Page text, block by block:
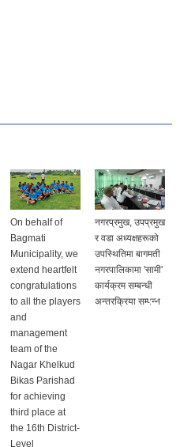
On behalf of
Bagmati
Municipality, we
extend heartfelt
congratulations
to all the players
and
management
team of the
Nagar Khelkud
Bikas Parishad
for achieving
third place at
the 16th District-
Level
नगरप्रमुख, उपप्रमुख
र वडा अध्यक्षहरूको
उपस्थितिमा बागमती
नगरपालिकामा 'सामी'
कार्यक्रम सम्बन्धी
अन्तरक्रिया सम्पन्न